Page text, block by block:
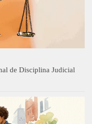
de Disciplina Judicial